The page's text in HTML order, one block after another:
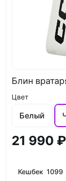
Блин
Цвет
Белый
21 990 ₽
Кешбек 1099